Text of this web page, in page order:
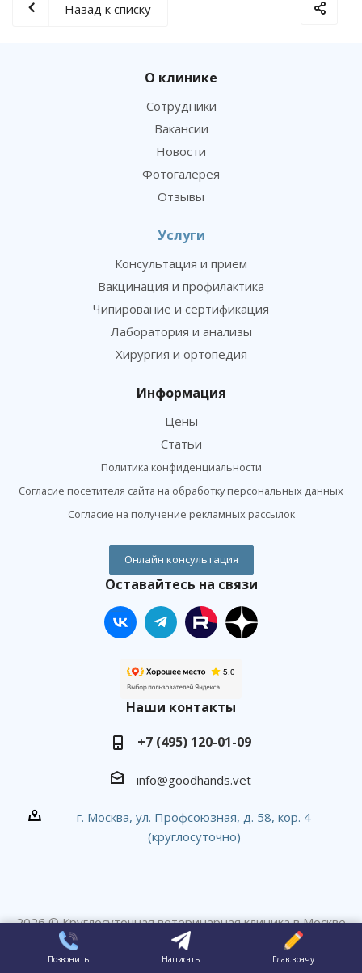
Зачем нужен плановый осмотр кошек и
Назад к списку
О клинике
Сотрудники
Вакансии
Новости
Фотогалерея
Отзывы
Услуги
Консультация и прием
Вакцинация и профилактика
Чипирование и сертификация
Лаборатория и анализы
Хирургия и ортопедия
Информация
Цены
Статьи
Политика конфиденциальности
Согласие посетителя сайта на обработку персональных данных
Согласие на получение рекламных рассылок
Онлайн консультация
Оставайтесь на связи
Наши контакты
+7 (495) 120-01-09
info@goodhands.vet
г. Москва, ул. Профсоюзная, д. 58, кор. 4
(круглосуточно)
2026 © Круглосуточная ветеринарная клиника в Москве
#вДобрыеРуки
Позвонить Написать Глав.врачу